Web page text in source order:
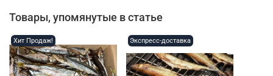
Товары, упомянутые в статье
Хит Продаж! Экспресс-доставка